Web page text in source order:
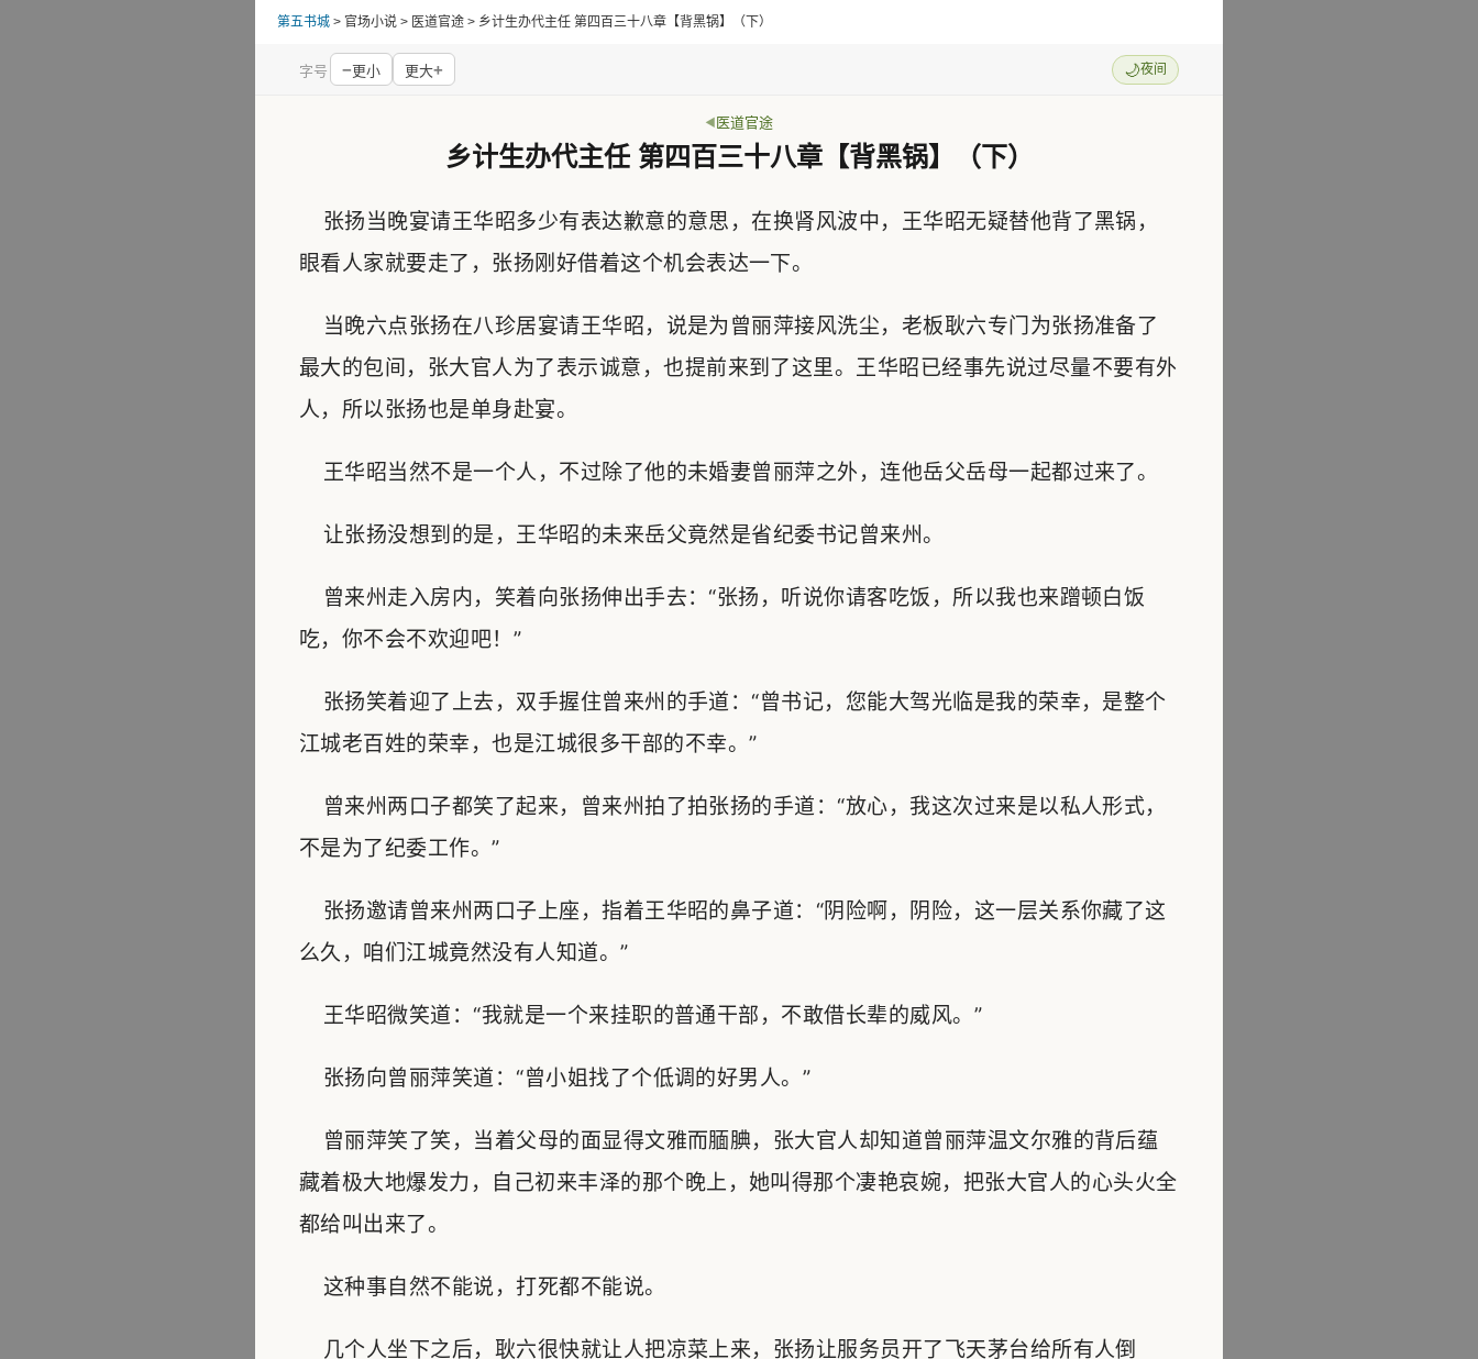
第五书城 > 官场小说 > 医道官途 > 乡计生办代主任 第四百三十八章【背黑锅】（下）
字号 −更小 更大+ 🌙夜间
医道官途
乡计生办代主任 第四百三十八章【背黑锅】（下）
张扬当晚宴请王华昭多少有表达歉意的意思，在换肾风波中，王华昭无疑替他背了黑锅，
眼看人家就要走了，张扬刚好借着这个机会表达一下。
当晚六点张扬在八珍居宴请王华昭，说是为曾丽萍接风洗尘，老板耿六专门为张扬准备了
最大的包间，张大官人为了表示诚意，也提前来到了这里。王华昭已经事先说过尽量不要有外
人，所以张扬也是单身赴宴。
王华昭当然不是一个人，不过除了他的未婚妻曾丽萍之外，连他岳父岳母一起都过来了。
让张扬没想到的是，王华昭的未来岳父竟然是省纪委书记曾来州。
曾来州走入房内，笑着向张扬伸出手去：“张扬，听说你请客吃饭，所以我也来蹭顿白饭
吃，你不会不欢迎吧！”
张扬笑着迎了上去，双手握住曾来州的手道：“曾书记，您能大驾光临是我的荣幸，是整个
江城老百姓的荣幸，也是江城很多干部的不幸。”
曾来州两口子都笑了起来，曾来州拍了拍张扬的手道：“放心，我这次过来是以私人形式，
不是为了纪委工作。”
张扬邀请曾来州两口子上座，指着王华昭的鼻子道：“阴险啊，阴险，这一层关系你藏了这
么久，咱们江城竟然没有人知道。”
王华昭微笑道：“我就是一个来挂职的普通干部，不敢借长辈的威风。”
张扬向曾丽萍笑道：“曾小姐找了个低调的好男人。”
曾丽萍笑了笑，当着父母的面显得文雅而腼腆，张大官人却知道曾丽萍温文尔雅的背后蕴
藏着极大地爆发力，自己初来丰泽的那个晚上，她叫得那个凄艳哀婉，把张大官人的心头火全
都给叫出来了。
这种事自然不能说，打死都不能说。
几个人坐下之后，耿六很快就让人把凉菜上来，张扬让服务员开了飞天茅台给所有人倒